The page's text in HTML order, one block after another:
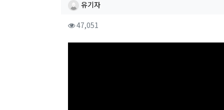
작성자 정보
유기자작성
컨텐츠 정보
47,051